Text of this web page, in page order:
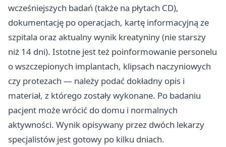
wcześniejszych badań (także na płytach CD),
dokumentację po operacjach, kartę informacyjną ze
szpitala oraz aktualny wynik kreatyniny (nie starszy
niż 14 dni). Istotne jest też poinformowanie personelu
o wszczepionych implantach, klipsach naczyniowych
czy protezach — należy podać dokładny opis i
materiał, z którego zostały wykonane. Po badaniu
pacjent może wrócić do domu i normalnych
aktywności. Wynik opisywany przez dwóch lekarzy
specjalistów jest gotowy po kilku dniach.